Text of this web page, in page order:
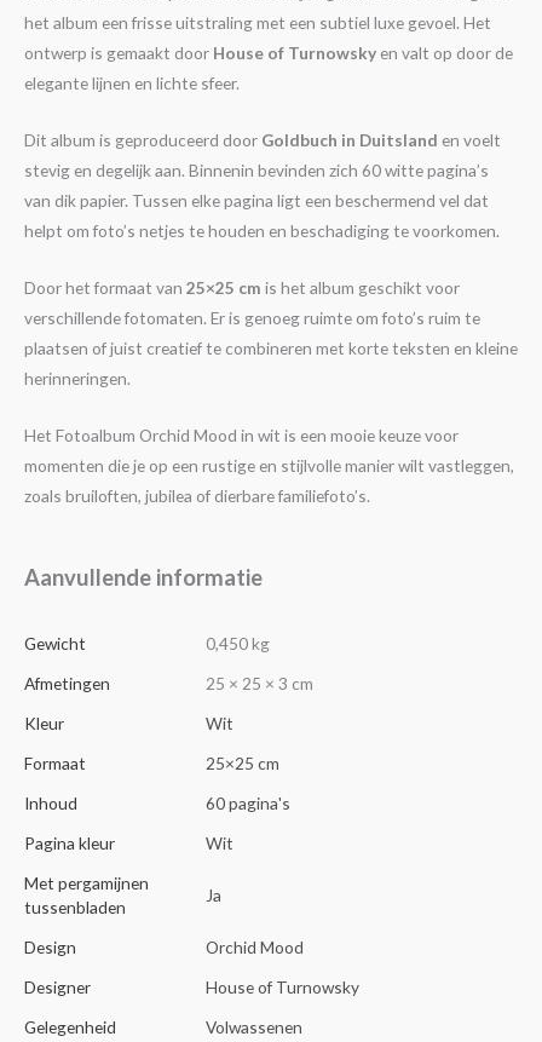
het album een frisse uitstraling met een subtiel luxe gevoel. Het
ontwerp is gemaakt door House of Turnowsky en valt op door de
elegante lijnen en lichte sfeer.
Dit album is geproduceerd door Goldbuch in Duitsland en voelt
stevig en degelijk aan. Binnenin bevinden zich 60 witte pagina’s
van dik papier. Tussen elke pagina ligt een beschermend vel dat
helpt om foto’s netjes te houden en beschadiging te voorkomen.
Door het formaat van 25×25 cm is het album geschikt voor
verschillende fotomaten. Er is genoeg ruimte om foto’s ruim te
plaatsen of juist creatief te combineren met korte teksten en kleine
herinneringen.
Het Fotoalbum Orchid Mood in wit is een mooie keuze voor
momenten die je op een rustige en stijlvolle manier wilt vastleggen,
zoals bruiloften, jubilea of dierbare familiefoto’s.
Aanvullende informatie
Gewicht
0,450 kg
Afmetingen
25 × 25 × 3 cm
Kleur
Wit
Formaat
25×25 cm
Inhoud
60 pagina's
Pagina kleur
Wit
Met pergamijnen
tussenbladen
Ja
Design
Orchid Mood
Designer
House of Turnowsky
Gelegenheid
Volwassenen